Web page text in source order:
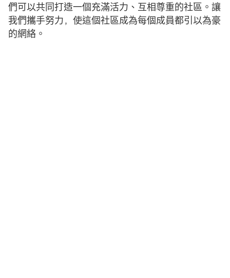
們可以共同打造一個充滿活力、互相尊重的社區。讓
我們攜手努力，使這個社區成為每個成員都引以為豪
的網絡。